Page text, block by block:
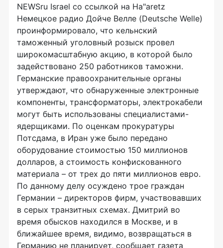
NEWSru Israel со ссылкой на Ha"aretz
Немецкое радио Дойче Велле (Deutsche Welle)
проинформировало, что кельнский
таможенный уголовный розыск провел
широкомасштабную акцию, в которой было
задействовано 250 работников таможни.
Германские правоохранительные органы
утверждают, что обнаруженные электронные
компоненты, трансформаторы, электрокабели
могут быть использованы специалистами-
ядерщиками. По оценкам прокуратуры
Потсдама, в Иран уже было передано
оборудование стоимостью 150 миллионов
долларов, а стоимость конфискованного
материала – от трех до пяти миллионов евро.
По данному делу осуждено трое граждан
Германии – директоров фирм, участвовавших
в серых транзитных схемах. Дмитрий во
время обысков находился в Москве, и в
ближайшее время, видимо, возвращаться в
Германию не планирует, сообщает газета